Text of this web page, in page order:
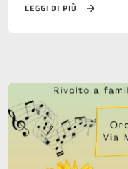
LEGGI DI PIÙ